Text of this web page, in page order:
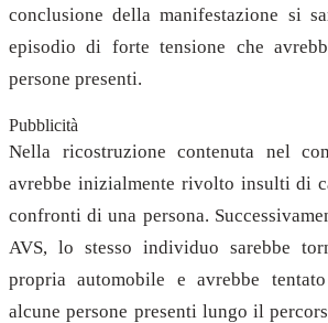
conclusione della manifestazione si
episodio di forte tensione che
persone presenti.
Pubblicità
Nella ricostruzione contenuta nel
avrebbe inizialmente rivolto insulti di
confronti di una persona.
AVS, lo stesso individuo sarebbe
propria automobile e avrebbe
alcune persone presenti lungo il